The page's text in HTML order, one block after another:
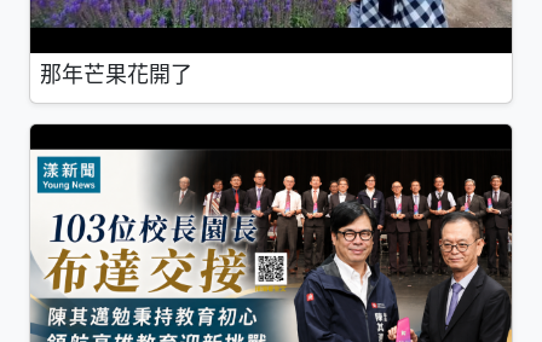
那年芒果花開了